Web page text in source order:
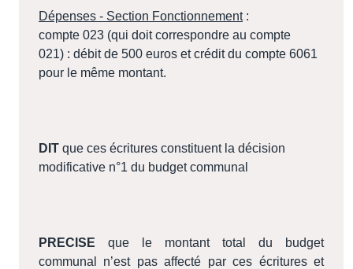
Dépenses - Section Fonctionnement:
compte 023 (qui doit correspondre au compte
021) : débit de 500 euros et crédit du compte 6061
pour le même montant.
DIT que ces écritures constituent la décision
modificative n°1 du budget communal
PRECISE que le montant total du budget
communal n’est pas affecté par ces écritures et